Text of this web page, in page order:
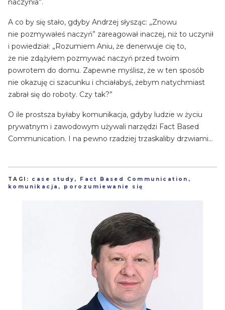
naczynia”.
A co by się stało, gdyby Andrzej słysząc: „Znowu
nie pozmywałeś naczyń” zareagował inaczej, niż to uczynił
i powiedział: „Rozumiem Aniu, że denerwuje cię to,
że nie zdążyłem pozmywać naczyń przed twoim
powrotem do domu. Zapewne myślisz, że w ten sposób
nie okazuję ci szacunku i chciałabyś, żebym natychmiast
zabrał się do roboty. Czy tak?”
O ile prostsza byłaby komunikacja, gdyby ludzie w życiu
prywatnym i zawodowym używali narzędzi Fact Based
Communication. I na pewno rzadziej trzaskaliby drzwiami…
TAGI: case study , Fact Based Communication ,
komunikacja , porozumiewanie się